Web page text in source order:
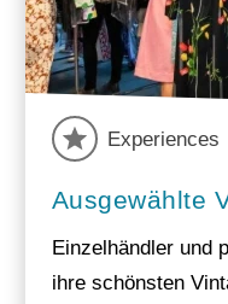
Experiences
Ausgewählte
Einzelhändler und
ihre schönsten